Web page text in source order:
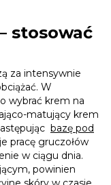
stosować
za intensywnie
W
wybrać krem na
matujący krem
bazę pod
pracę gruczołów
w ciągu dnia.
powinien